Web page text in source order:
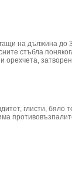
на дължина до
стъбла
глисти,